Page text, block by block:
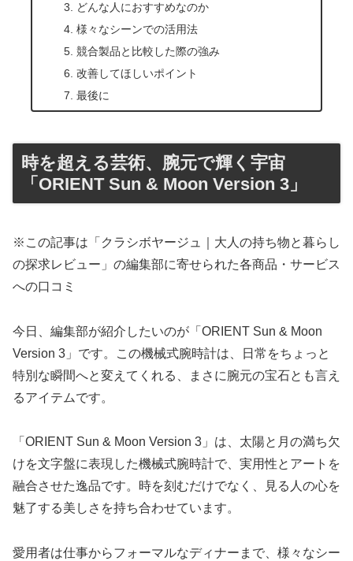
どんな人におすすめなのか
様々なシーンでの活用法
競合製品と比較した際の強み
改善してほしいポイント
最後に
時を超える芸術、腕元で輝く宇宙
「ORIENT Sun & Moon Version 3」
※この記事は「クラシボヤージュ｜大人の持ち物と暮らし
の探求レビュー」の編集部に寄せられた各商品・サービス
への口コミ
今日、編集部が紹介したいのが「ORIENT Sun & Moon
Version 3」です。この機械式腕時計は、日常をちょっと
特別な瞬間へと変えてくれる、まさに腕元の宝石とも言え
るアイテムです。
「ORIENT Sun & Moon Version 3」は、太陽と月の満ち欠
けを文字盤に表現した機械式腕時計で、実用性とアートを
融合させた逸品です。時を刻むだけでなく、見る人の心を
魅了する美しさを持ち合わせています。
愛用者は仕事からフォーマルなディナーまで、様々なシー